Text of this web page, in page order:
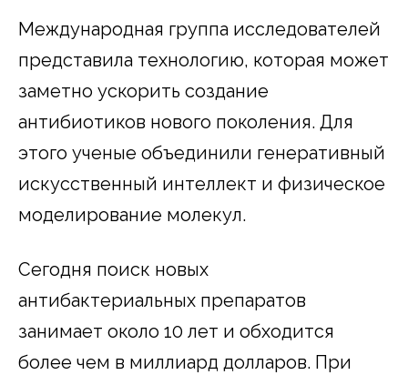
Международная группа исследователей
представила технологию, которая может
заметно ускорить создание
антибиотиков нового поколения. Для
этого ученые объединили генеративный
искусственный интеллект и физическое
моделирование молекул.
Сегодня поиск новых
антибактериальных препаратов
занимает около 10 лет и обходится
более чем в миллиард долларов. При